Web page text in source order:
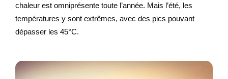
chaleur est omniprésente toute l’année. Mais l’été, les
températures y sont extrêmes, avec des pics pouvant
dépasser les 45°C.